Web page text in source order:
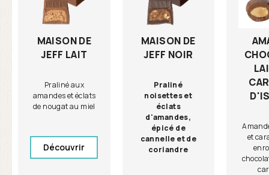
MAISON DE
JEFF LAIT
Praliné aux
amandes et éclats
de nougat au miel
Découvrir
MAISON DE
JEFF NOIR
Praliné
noisettes et
éclats
d'amandes,
épicé de
cannelle et de
coriandre
et